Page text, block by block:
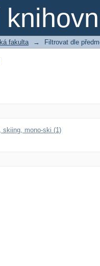
fakulta → Filtrovat dle
skiing, mono-ski (1)